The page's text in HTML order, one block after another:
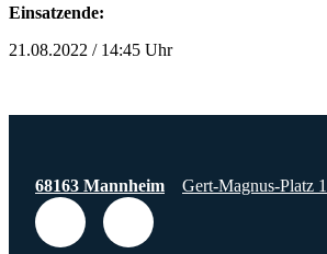
Einsatzende:
21.08.2022 / 14:45 Uhr
68163 Mannheim Gert-Magnus-Platz 1